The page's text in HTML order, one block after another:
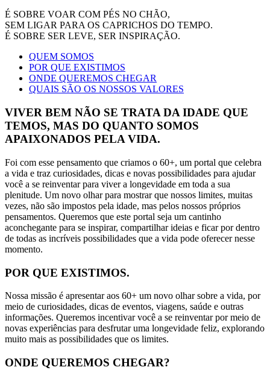
É SOBRE VOAR COM PÉS NO CHÃO,
SEM LIGAR PARA OS CAPRICHOS DO TEMPO.
É SOBRE SER LEVE, SER INSPIRAÇÃO.
QUEM SOMOS
POR QUE EXISTIMOS
ONDE QUEREMOS CHEGAR
QUAIS SÃO OS NOSSOS VALORES
VIVER BEM NÃO SE TRATA DA IDADE QUE
TEMOS, MAS DO QUANTO SOMOS
APAIXONADOS PELA VIDA.
Foi com esse pensamento que criamos o 60+, um portal que celebra
a vida e traz curiosidades, dicas e novas possibilidades para ajudar
você a se reinventar para viver a longevidade em toda a sua
plenitude. Um novo olhar para mostrar que nossos limites, muitas
vezes, não são impostos pela idade, mas pelos nossos próprios
pensamentos. Queremos que este portal seja um cantinho
aconchegante para se inspirar, compartilhar ideias e ficar por dentro
de todas as incríveis possibilidades que a vida pode oferecer nesse
momento.
POR QUE EXISTIMOS.
Nossa missão é apresentar aos 60+ um novo olhar sobre a vida, por
meio de curiosidades, dicas de eventos, viagens, saúde e outras
informações. Queremos incentivar você a se reinventar por meio de
novas experiências para desfrutar uma longevidade feliz, explorando
muito mais as possibilidades que os limites.
ONDE QUEREMOS CHEGAR?